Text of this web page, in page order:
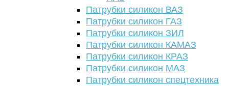
Патрубки силикон ВАЗ
Патрубки силикон ГАЗ
Патрубки силикон ЗИЛ
Патрубки силикон КАМАЗ
Патрубки силикон КРАЗ
Патрубки силикон МАЗ
Патрубки силикон спецтехника